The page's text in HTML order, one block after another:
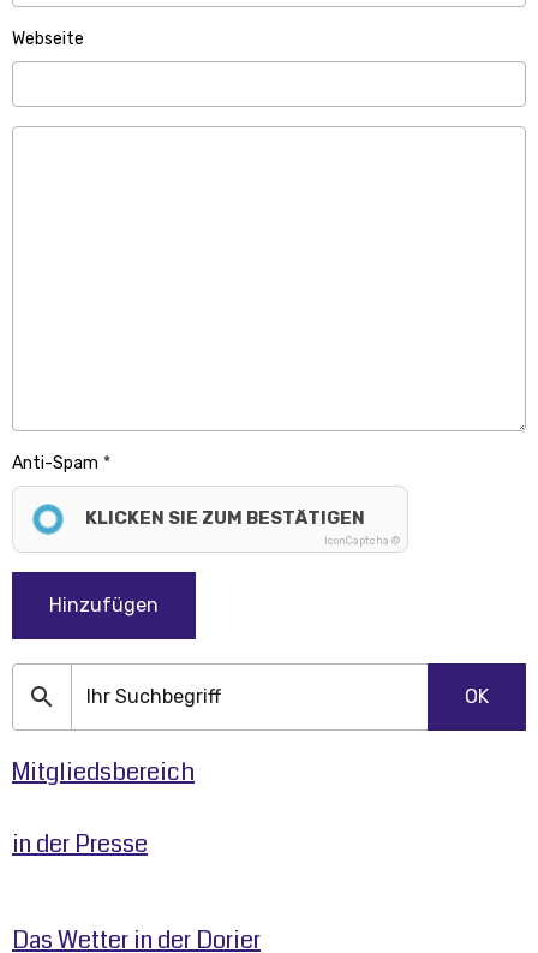
Webseite
Anti-Spam
KLICKEN SIE ZUM BESTÄTIGEN
IconCaptcha ©
Hinzufügen
OK
Mitgliedsbereich
in der Presse
Das Wetter in der Dorier